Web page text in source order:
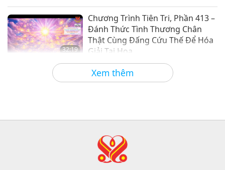
Xem thêm
32:19
Chương Trình Tiên Tri, Phần 413 –
Đánh Thức Tình Thương Chân
Thật Cùng Đấng Cứu Thế Để Hóa
Giải Tai Họa
Tiết Mục Nhiều Tập Với Các Tiên Đoán Cổ
2026-08-09
32:43
Hopefully, Those Who Are Still